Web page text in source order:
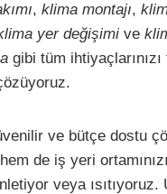
, klima montajı,
yer değişimi ve
gibi tüm ihtiyaçlarınızı
ve bütçe dostu
de iş yeri
veya ısıtıyoruz.